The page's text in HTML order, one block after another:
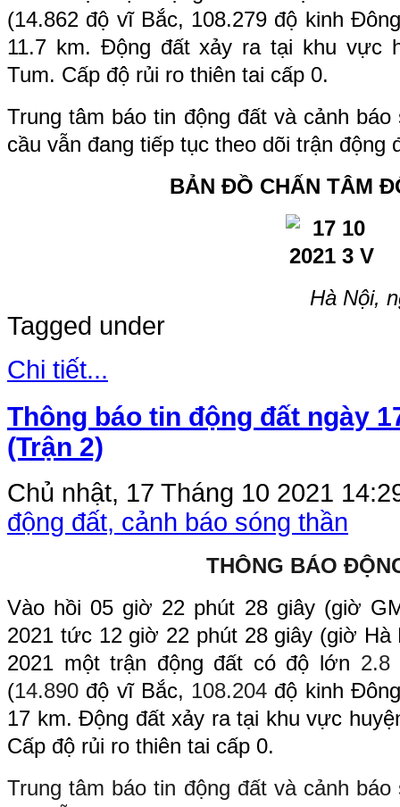
(14.862 độ vĩ Bắc, 108.279 độ kinh
11.7 km. Động đất xảy ra tại khu vực
Tum. Cấp độ rủi ro thiên tai cấp 0.
Trung tâm báo tin động đất và cảnh
cầu vẫn đang tiếp tục theo dõi trận động
BẢN ĐỒ CHẤN TÂM
Hà Nội,
Tagged under
Chi tiết...
Thông báo tin động đất ngày
(Trận 2)
Chủ nhật, 17 Tháng 10 2021
động đất, cảnh báo sóng thần
THÔNG BÁO
Vào hồi 05 giờ 22 phút 28 giây (giờ
2021 tức 12 giờ 22 phút 28 giây (giờ
2021 một trận động đất có độ lớn 2.8
(14.890 độ vĩ Bắc, 108.204 độ kinh
17 km. Động đất xảy ra tại khu vực
Cấp độ rủi ro thiên tai cấp 0.
Trung tâm báo tin động đất và cảnh